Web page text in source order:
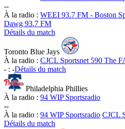
--
À la radio : WEEI 93.7 FM - Boston
Dawg 93.7 FM
Détails du match
Toronto Blue Jays
À la radio : CJCL Sportsnet 590 The
- : -Détails du match
Philadelphia Phillies
À la radio : 94 WIP Sportsradio
--
À la radio : 94 WIP Sportsradio CJCL
Détails du match